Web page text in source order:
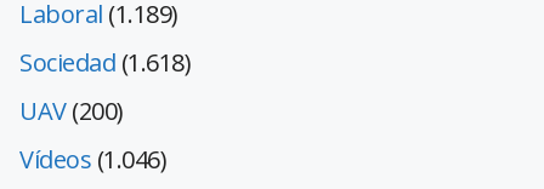
Laboral (1.189)
Sociedad (1.618)
UAV(200)
Vídeos (1.046)